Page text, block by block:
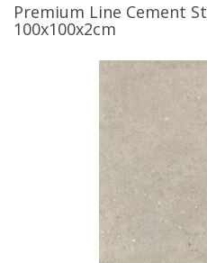
Premium Line Cement
100x100x2cm